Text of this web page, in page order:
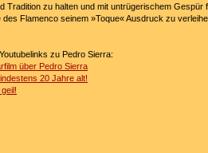
Tradition zu halten und mit untrügerischem Gespür
des Flamenco seinem »Toque« Ausdruck zu
zu Pedro Sierra:
über Pedro Sierra
20 Jahre alt!